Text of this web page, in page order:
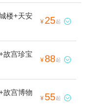
楼+天安
¥ 25起 
故宫珍宝
¥ 88起 
故宫博物
¥ 55起 